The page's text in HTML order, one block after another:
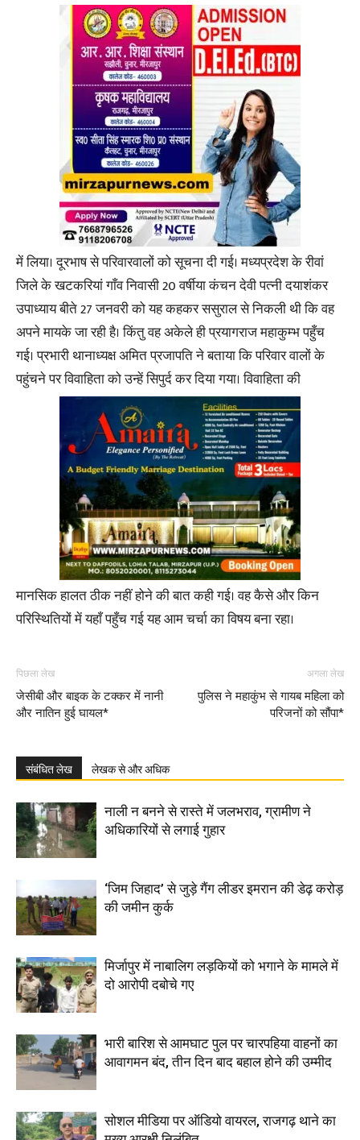
में लिया। दूरभाष से परिवारवालों को सूचना दी गई। मध्यप्रदेश के रीवां
जिले के खटकरियां गाँव निवासी 20 वर्षीया कंचन देवी पत्नी दयाशंकर
उपाध्याय बीते 27 जनवरी को यह कहकर ससुराल से निकली थी कि वह
अपने मायके जा रही है। किंतु वह अकेले ही प्रयागराज महाकुम्भ पहुँच
गई। प्रभारी थानाध्यक्ष अमित प्रजापति ने बताया कि परिवार वालों के
पहुंचने पर विवाहिता को उन्हें सिपुर्द कर दिया गया। विवाहिता की
मानसिक हालत ठीक नहीं होने की बात कही गई। वह कैसे और किन
परिस्थितियों में यहाँ पहुँच गई यह आम चर्चा का विषय बना रहा।
पिछला लेख
जेसीबी और बाइक के टक्कर में नानी
और नातिन हुई घायल*
अगला लेख
पुलिस ने महाकुंभ से गायब महिला को
परिजनों को सौंपा*
संबंधित लेख लेखक से और अधिक
नाली न बनने से रास्ते में जलभराव, ग्रामीण ने
अधिकारियों से लगाई गुहार
‘जिम जिहाद’ से जुड़े गैंग लीडर इमरान की डेढ़ करोड़
की जमीन कुर्क
मिर्जापुर में नाबालिग लड़कियों को भगाने के मामले में
दो आरोपी दबोचे गए
भारी बारिश से आमघाट पुल पर चारपहिया वाहनों का
आवागमन बंद, तीन दिन बाद बहाल होने की उम्मीद
सोशल मीडिया पर ऑडियो वायरल, राजगढ़ थाने का